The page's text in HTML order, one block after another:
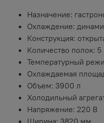
Назначение:
Охлаждение:
Конструкция:
Количество полок: 5
Температурный
Охлаждаемая
Объем: 3900 л
Холодильный
Напряжение: 220 В
Ширина: 3820 мм